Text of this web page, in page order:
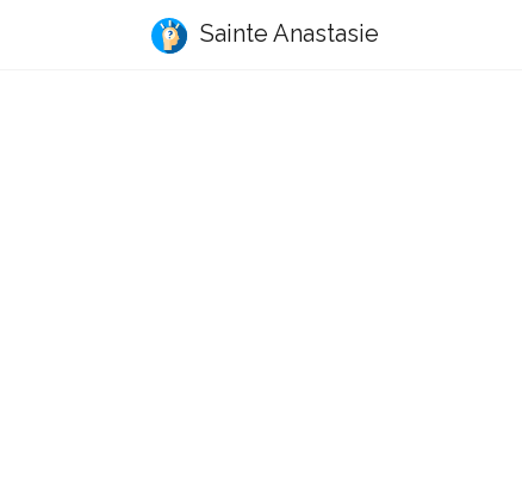
Sainte Anastasie